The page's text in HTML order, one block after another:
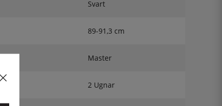
Svart
89-91,3 cm
Master
2 Ugnar